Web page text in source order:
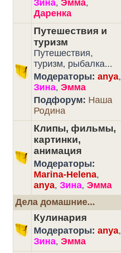
Зина, Эмма,
Даренка
Путешествия и
туризм
Путешествия,
туризм, рыбалка...
Модераторы: anya,
Зина, Эмма
Подфорум: Наша
Родина
Клипы, фильмы,
картинки,
анимация
Модераторы:
Marina-Helena,
anya, Зина, Эмма
Дела домашние...
Кулинария
Модераторы: anya,
Зина, Эмма